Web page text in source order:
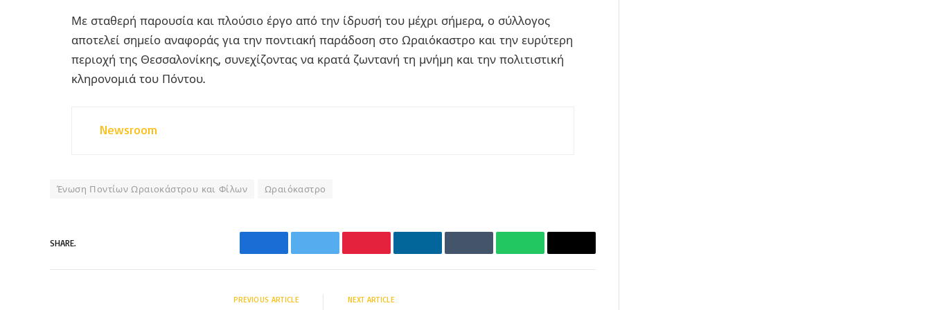
Με σταθερή παρουσία και πλούσιο έργο από την ίδρυσή του μέχρι σήμερα, ο σύλλογος
αποτελεί σημείο αναφοράς για την ποντιακή παράδοση στο Ωραιόκαστρο και την ευρύτερη
περιοχή της Θεσσαλονίκης, συνεχίζοντας να κρατά ζωντανή τη μνήμη και την πολιτιστική
κληρονομιά του Πόντου.
Newsroom
Ένωση Ποντίων Ωραιοκάστρου και Φίλων Ωραιόκαστρο
SHARE.
FacebookTwitter PinterestLinkedIn Tumblr WhatsAppEmail
PREVIOUS ARTICLE NEXT ARTICLE